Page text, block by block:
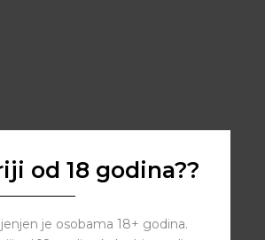
od 18 godina??
je osobama 18+ godina.